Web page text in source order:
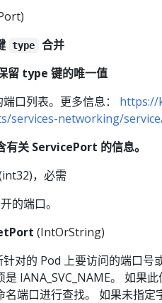
type
合并
留 type 键的唯一值
口列表。更多信息： https://
services-networking/
关 ServicePort 的信息。
，必需
的端口。
(IntOrString)
对的 Pod 上要访问的端口号
是 IANA_SVC_NAME。 如果
名端口进行查找。 如果未指定